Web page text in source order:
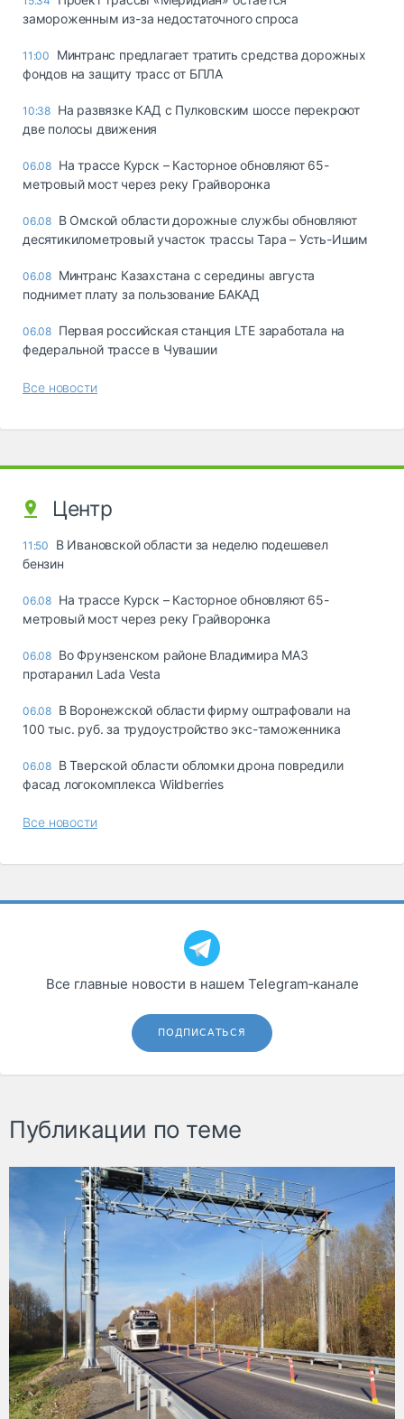
замороженным из-за недостаточного спроса
11:00
Минтранс предлагает тратить средства дорожных
фондов на защиту трасс от БПЛА
10:38 На развязке КАД с Пулковским шоссе перекроют
две полосы движения
06.08 На трассе Курск – Касторное обновляют 65-
метровый мост через реку Грайворонка
06.08 В Омской области дорожные службы обновляют
десятикилометровый участок трассы Тара – Усть-Ишим
06.08 Минтранс Казахстана с середины августа
поднимет плату за пользование БАКАД
06.08 Первая российская станция LTE заработала на
федеральной трассе в Чувашии
Все новости
Центр
11:50
В Ивановской области за неделю подешевел
бензин
06.08 На трассе Курск – Касторное обновляют 65-
метровый мост через реку Грайворонка
06.08 Во Фрунзенском районе Владимира МАЗ
протаранил Lada Vesta
06.08 В Воронежской области фирму оштрафовали на
100 тыс. руб. за трудоустройство экс-таможенника
06.08 В Тверской области обломки дрона повредили
фасад логокомплекса Wildberries
Все новости
Все главные новости в нашем Telegram‑канале
ПОДПИСАТЬСЯ
Публикации по теме